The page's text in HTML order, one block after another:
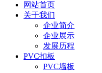
网站首页
关于我们
企业简介
企业展示
发展历程
PVC扣板
PVC墙板